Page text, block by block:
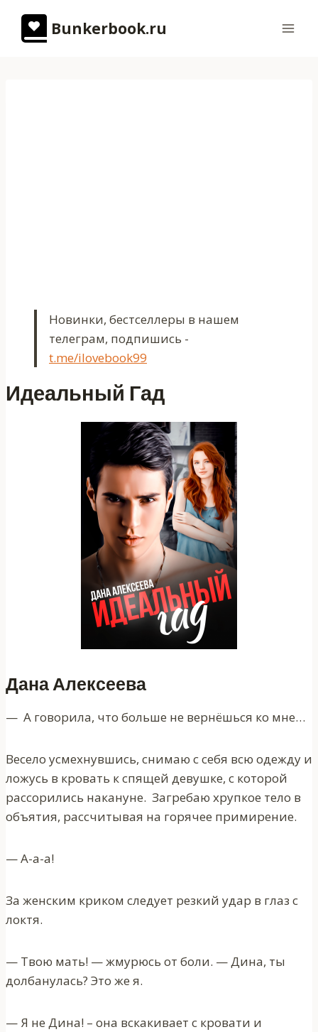
содержимому
Bunkerbook.ru
Новинки, бестселлеры в нашем
телеграм, подпишись -
t.me/ilovebook99
Идеальный Гад
Дана Алексеева
— А говорила, что больше не вернёшься ко мне…
Весело усмехнувшись, снимаю с себя всю одежду и
ложусь в кровать к спящей девушке, с которой
рассорились накануне. Загребаю хрупкое тело в
объятия, рассчитывая на горячее примирение.
— А-а-а!
За женским криком следует резкий удар в глаз с
локтя.
— Твою мать! — жмурюсь от боли. — Дина, ты
долбанулась? Это же я.
— Я не Дина! – она вскакивает с кровати и